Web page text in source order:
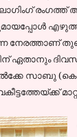
രംഗത്ത്
നേരത്താണ്
ഏതാനും
സാബു